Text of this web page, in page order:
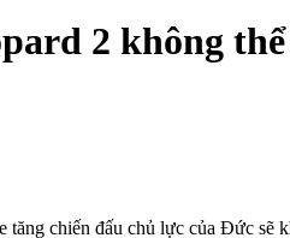
2 không
chiến đấu chủ lực của Đức